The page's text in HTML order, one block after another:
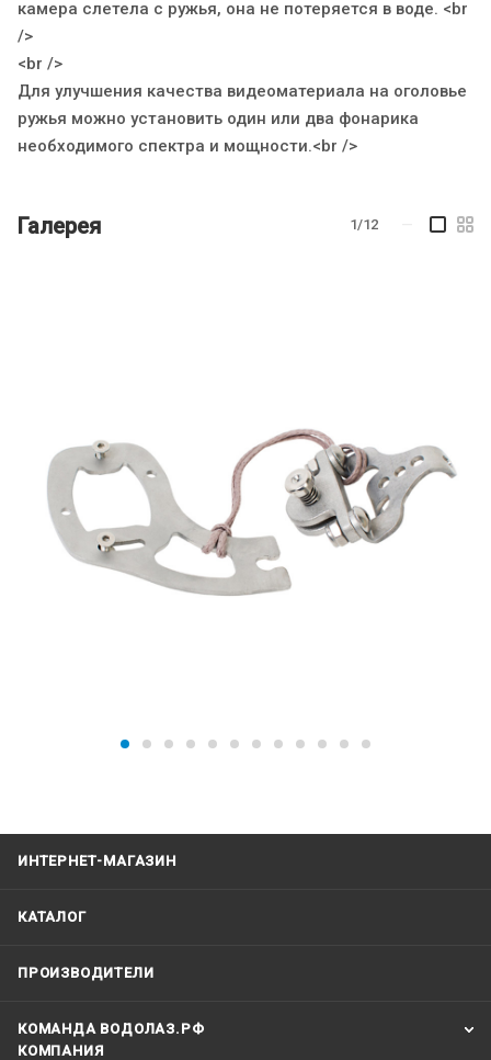
камера слетела с ружья, она не потеряется в воде. <br
/>
<br />
Для улучшения качества видеоматериала на оголовье
ружья можно установить один или два фонарика
необходимого спектра и мощности.<br />
Галерея 1/12
ИНТЕРНЕТ-МАГАЗИН
КАТАЛОГ
ПРОИЗВОДИТЕЛИ
КОМАНДА ВОДОЛАЗ.РФ
КОМПАНИЯ